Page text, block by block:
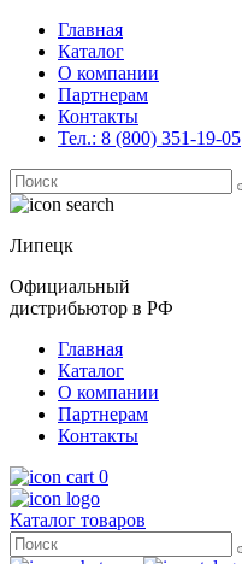
Главная
Каталог
О компании
Партнерам
Контакты
Тел.: 8 (800) 351-19-05
Поиск
for:
Липецк
Официальный
дистрибьютор в РФ
Главная
Каталог
О компании
Партнерам
Контакты
0
Каталог товаров
Поиск